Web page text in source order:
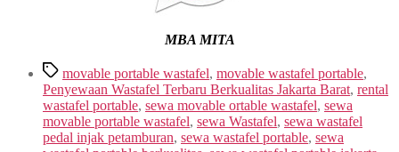
MBA MITA
Tagsmovable portable wastafel, movable wastafel portable,
Penyewaan Wastafel Terbaru Berkualitas Jakarta Barat, rental
wastafel portable, sewa movable ortable wastafel, sewa
movable portable wastafel, sewa Wastafel, sewa wastafel
pedal injak petamburan, sewa wastafel portable, sewa